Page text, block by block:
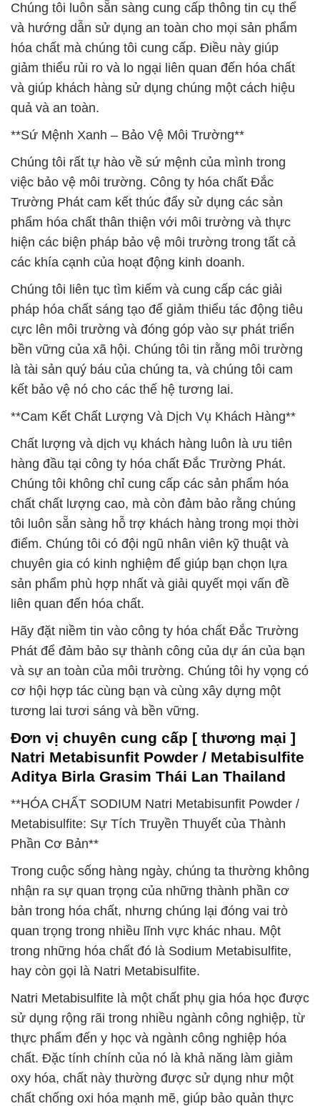
Chúng tôi luôn sẵn sàng cung cấp thông tin cụ thể
và hướng dẫn sử dụng an toàn cho mọi sản phẩm
hóa chất mà chúng tôi cung cấp. Điều này giúp
giảm thiểu rủi ro và lo ngại liên quan đến hóa chất
và giúp khách hàng sử dụng chúng một cách hiệu
quả và an toàn.
**Sứ Mệnh Xanh – Bảo Vệ Môi Trường**
Chúng tôi rất tự hào về sứ mệnh của mình trong
việc bảo vệ môi trường. Công ty hóa chất Đắc
Trường Phát cam kết thúc đẩy sử dụng các sản
phẩm hóa chất thân thiện với môi trường và thực
hiện các biện pháp bảo vệ môi trường trong tất cả
các khía cạnh của hoạt động kinh doanh.
Chúng tôi liên tục tìm kiếm và cung cấp các giải
pháp hóa chất sáng tạo để giảm thiểu tác động tiêu
cực lên môi trường và đóng góp vào sự phát triển
bền vững của xã hội. Chúng tôi tin rằng môi trường
là tài sản quý báu của chúng ta, và chúng tôi cam
kết bảo vệ nó cho các thế hệ tương lai.
**Cam Kết Chất Lượng Và Dịch Vụ Khách Hàng**
Chất lượng và dịch vụ khách hàng luôn là ưu tiên
hàng đầu tại công ty hóa chất Đắc Trường Phát.
Chúng tôi không chỉ cung cấp các sản phẩm hóa
chất chất lượng cao, mà còn đảm bảo rằng chúng
tôi luôn sẵn sàng hỗ trợ khách hàng trong mọi thời
điểm. Chúng tôi có đội ngũ nhân viên kỹ thuật và
chuyên gia có kinh nghiệm để giúp bạn chọn lựa
sản phẩm phù hợp nhất và giải quyết mọi vấn đề
liên quan đến hóa chất.
Hãy đặt niềm tin vào công ty hóa chất Đắc Trường
Phát để đảm bảo sự thành công của dự án của bạn
và sự an toàn của môi trường. Chúng tôi hy vọng có
cơ hội hợp tác cùng bạn và cùng xây dựng một
tương lai tươi sáng và bền vững.
Đơn vị chuyên cung cấp [ thương mại ]
Natri Metabisunfit Powder / Metabisulfite
Aditya Birla Grasim Thái Lan Thailand
**HÓA CHẤT SODIUM Natri Metabisunfit Powder /
Metabisulfite: Sự Tích Truyền Thuyết của Thành
Phần Cơ Bản**
Trong cuộc sống hàng ngày, chúng ta thường không
nhận ra sự quan trọng của những thành phần cơ
bản trong hóa chất, nhưng chúng lại đóng vai trò
quan trọng trong nhiều lĩnh vực khác nhau. Một
trong những hóa chất đó là Sodium Metabisulfite,
hay còn gọi là Natri Metabisulfite.
Natri Metabisulfite là một chất phụ gia hóa học được
sử dụng rộng rãi trong nhiều ngành công nghiệp, từ
thực phẩm đến y học và ngành công nghiệp hóa
chất. Đặc tính chính của nó là khả năng làm giảm
oxy hóa, chất này thường được sử dụng như một
chất chống oxi hóa mạnh mẽ, giúp bảo quản thực